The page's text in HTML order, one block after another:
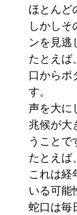
ほとんど
しかし
ンを見逃
たとえば
口からポ
す。
声を大に
兆候が大
うことで
たとえば
これは経
いる可能
蛇口は毎